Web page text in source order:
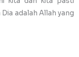
adalah Allah yang